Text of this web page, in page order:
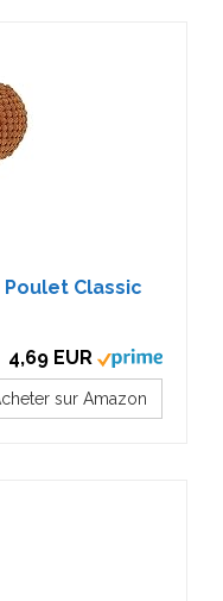
Classic
4,69 EUR
sur Amazon